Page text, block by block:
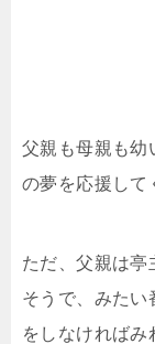
父親も母親も幼
の夢を応援して
ただ、父親は亭
そうで、みたい
をしなければみ